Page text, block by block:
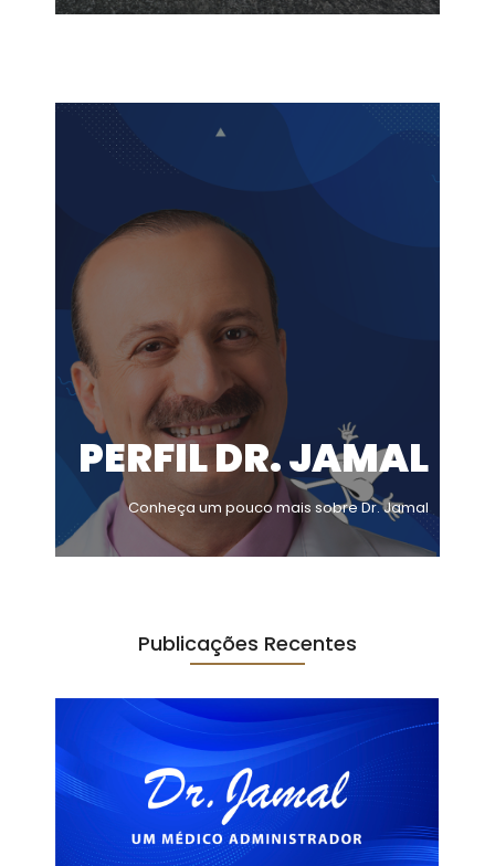
PERFIL DR. JAMAL
Conheça um pouco mais sobre Dr. Jamal
Publicações Recentes